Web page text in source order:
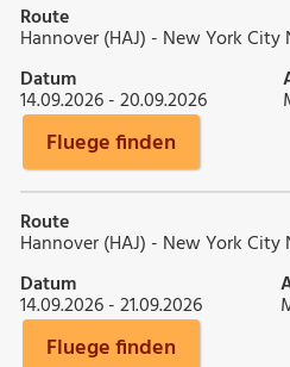
Route
Hannover (HAJ) - New York City
Datum
14.09.2026 - 20.09.2026
Fluege finden
Route
Hannover (HAJ) - New York City
Datum
14.09.2026 - 21.09.2026
Fluege finden